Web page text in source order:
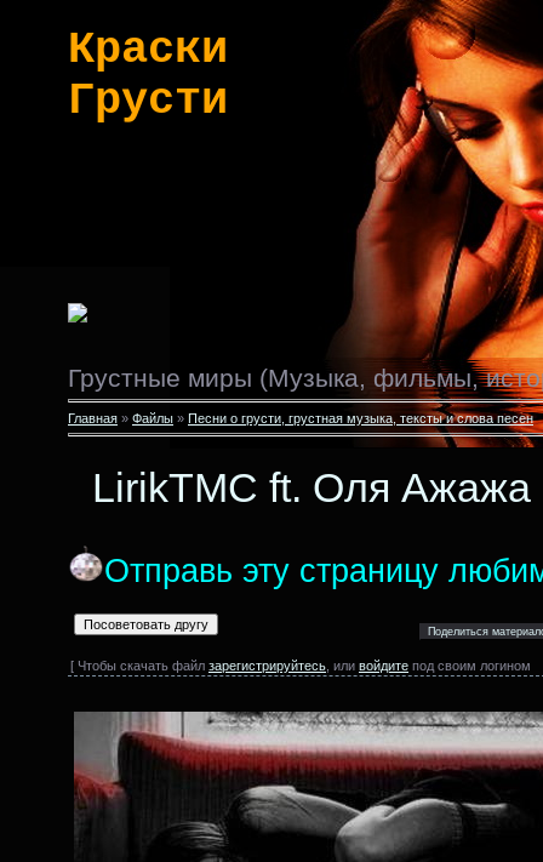
Краски
Грусти
Грустные миры (Музыка, фильмы,
Главная » Файлы » Песни о грусти, грустная музыка, тексты и слова песен
LirikTMC ft. Оля Ажажа
Отправь эту страницу
[ Чтобы скачать файл зарегистрируйтесь , или войдите под своим логином